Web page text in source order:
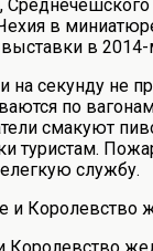
в
в 2014-
на секунду не
по
смакуют
туристам.
службу.
Королевство